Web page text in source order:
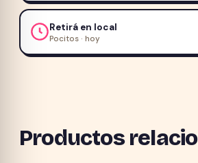
RESERVA
cantidadRetirá en local
Pocitos · hoy
Productos